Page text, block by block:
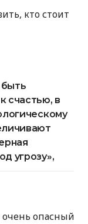
кто стоит
счастью, в
угрозу»,
очень опасный